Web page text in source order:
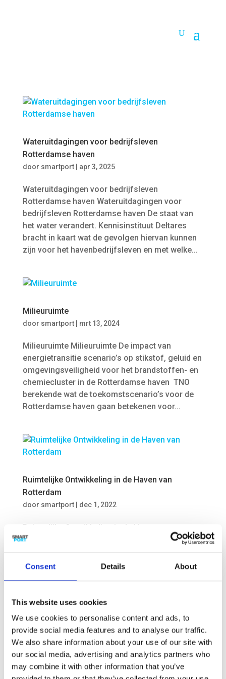
Consent Details About
This website uses cookies
We use cookies to personalise content and ads, to
provide social media features and to analyse our traffic.
We also share information about your use of our site with
our social media, advertising and analytics partners who
may combine it with other information that you’ve
Wateruitdagingen voor bedrijfsleven
Rotterdamse haven
door smartport| apr 3, 2025
Wateruitdagingen voor bedrijfsleven
Rotterdamse haven Wateruitdagingen voor
bedrijfsleven Rotterdamse haven De staat van
het water verandert. Kennisinstituut Deltares
bracht in kaart wat de gevolgen hiervan kunnen
zijn voor het havenbedrijfsleven en met welke...
Milieuruimte
door smartport| mrt 13, 2024
Milieuruimte Milieuruimte De impact van
energietransitie scenario’s op stikstof, geluid en
omgevingsveiligheid voor het brandstoffen- en
chemiecluster in de Rotterdamse haven TNO
berekende wat de toekomstscenario’s voor de
Rotterdamse haven gaan betekenen voor...
Ruimtelijke Ontwikkeling in de Haven van
Rotterdam
door smartport| dec 1, 2022
Ruimtelijke Ontwikkeling in de Haven van
Rotterdam Ruimtelijke Ontwikkeling in de Haven
ingrijpende gevolgen hebben voor de faciliteiten
nieuwe...
Port Constructor
door